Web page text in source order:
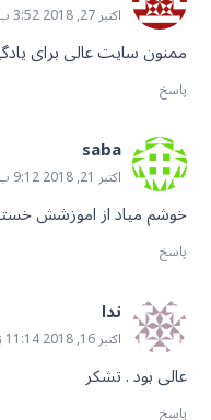
اکتبر 27, 2018 3:52 ب.ظ
ممنون سایت عالی برای
پاسخ
saba
اکتبر 21, 2018 9:12 ب.ظ
خوشم میاد از اموزشش
پاسخ
ندا
اکتبر 16, 2018 11:14 ق.ظ
عالی بود . تشکر
پاسخ